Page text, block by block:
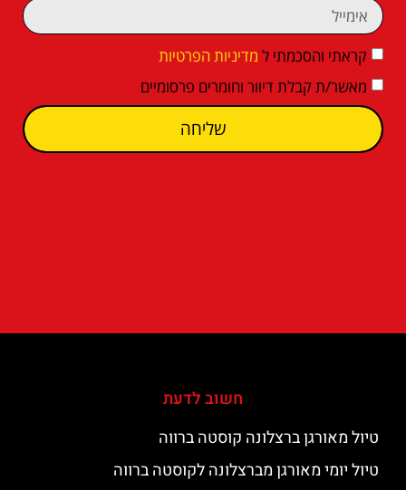
קראתי והסכמתי ל מדיניות הפרטיות
מאשר/ת קבלת דיוור וחומרים פרסומיים
שליחה
חשוב לדעת
טיול מאורגן ברצלונה קוסטה ברווה
טיול יומי מאורגן מברצלונה לקוסטה ברווה